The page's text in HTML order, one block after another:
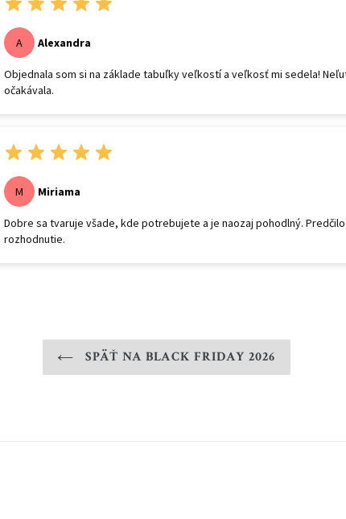
A Alexandra
Objednala som si na základe tabuľky veľkostí a veľkosť mi sedela!
očakávala.
M Miriama
Dobre sa tvaruje všade, kde potrebujete a je naozaj pohodlný.
rozhodnutie.
SPÄŤ NA BLACK FRIDAY 2026